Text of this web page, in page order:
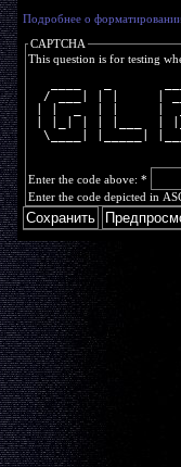
Подробнее о
CAPTCHA
This question is for testing
/ ___| | |     |
| |  _  | |     |
| |_| | | |___  |
\____| |_____|
Enter the code above: *
Enter the code depicted in